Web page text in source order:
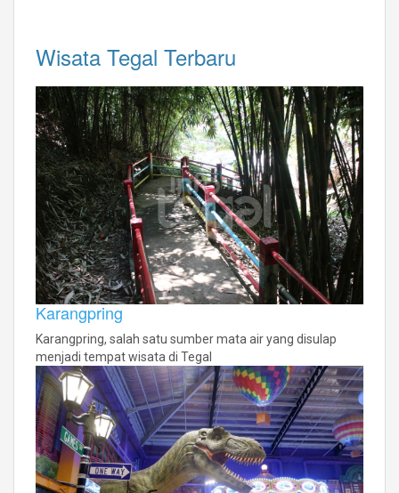
Wisata Tegal Terbaru
Karangpring
Karangpring, salah satu sumber mata air yang disulap
menjadi tempat wisata di Tegal